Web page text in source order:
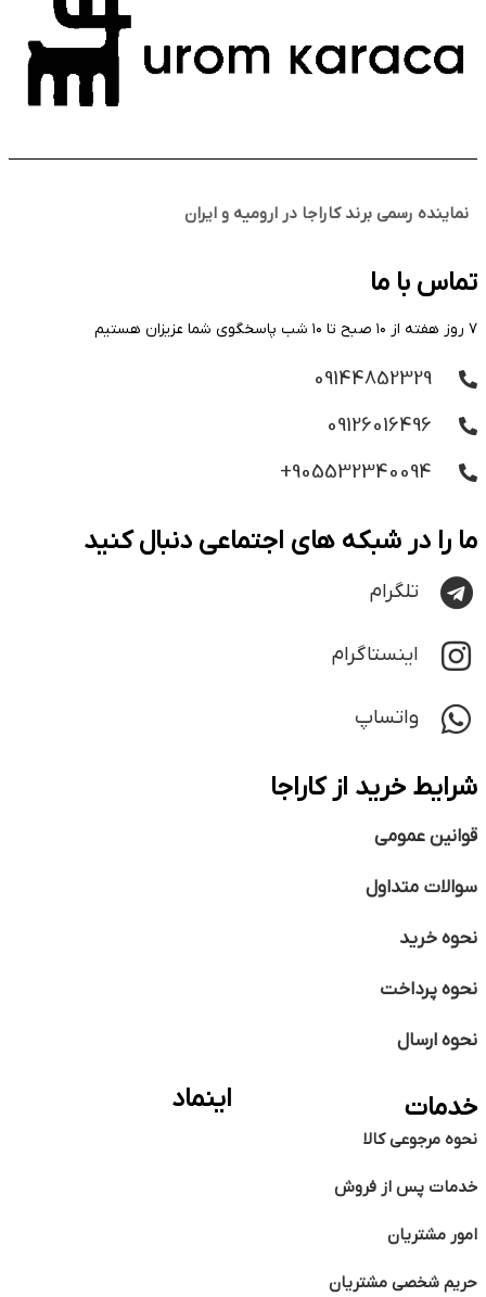
نماینده رسمی برند کاراجا در ارومیه و ایران
تماس با ما
۷ روز هفته از ۱۰ صبح تا ۱۰ شب پاسخگوی شما عزیزان هستیم
09144852329
09126016496
905532340094+
ما را در شبکه های اجتماعی دنبال کنید
تلگرام
اینستاگرام
واتساپ
شرایط خرید از کاراجا
قوانین عمومی
سوالات متداول
نحوه خرید
نحوه پرداخت
نحوه ارسال
خدمات
نحوه مرجوعی کالا
خدمات پس از فروش
امور مشتریان
حریم شخصی مشتریان
اینماد